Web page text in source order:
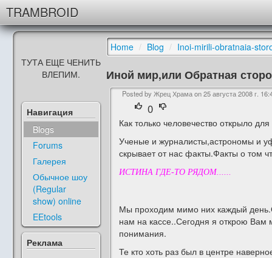
TRAMBROID
ТУТА ЕЩЕ ЧЕНИТЬ
ВЛЕПИМ.
Навигация
Blogs
Forums
Галерея
Обычное шоу
(Regular
show) online
EEtools
Реклама
Home / Blog / Inoi-mirili-obratnaia-
Иной мир,или Обратная
Posted by Жрец Храма on25 августа 2008 г.
0
Как только человечество открыло
Ученые и журналисты,астрономы и
скрывает от нас факты.Факты о том
ИСТИНА ГДЕ-ТО РЯДОМ......
Мы проходим мимо них каждый
нам на кассе..Сегодня я открою
понимания.
Те кто хоть раз был в центре